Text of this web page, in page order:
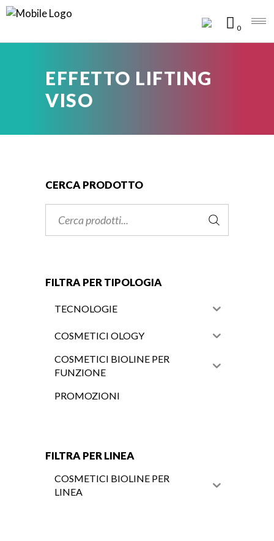
0
EFFETTO LIFTING
VISO
CERCA PRODOTTO
FILTRA PER TIPOLOGIA
TECNOLOGIE
COSMETICI OLOGY
COSMETICI BIOLINE PER
FUNZIONE
PROMOZIONI
FILTRA PER LINEA
COSMETICI BIOLINE PER
LINEA